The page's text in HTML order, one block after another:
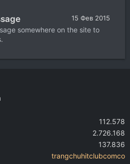
15 Фев 2015
somewhere on the site to
112.578
2.726.168
137.836
trangchuhitclubcomco